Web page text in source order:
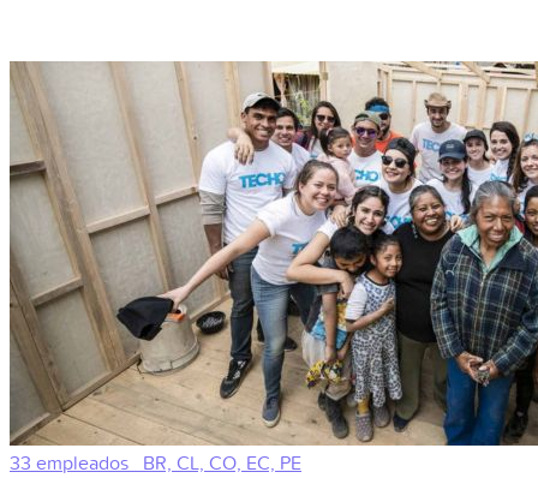
33 empleados
BR, CL, CO, EC, PE